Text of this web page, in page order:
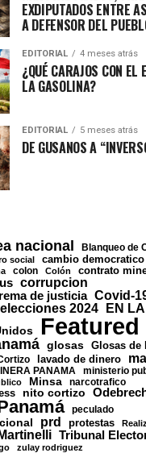
EXDIPUTADOS ENTRE
A DEFENSOR DEL
EDITORIAL 4 meses atrás
¿QUÉ CARAJOS CON EL
LA GASOLINA?
EDITORIAL 5 meses atrás
DE GUSANOS A
nacional Blanqueo de
social cambio democratico
colon Colón contrato
corrupcion
de justicia Covid-
elecciones 2024 EN
Featured
glosas Glosas de
lavado de dinero
PANAMA ministerio
Minsa
narcotrafico
nito cortizo
peculado
prd protestas
Tribunal
zulay rodriguez